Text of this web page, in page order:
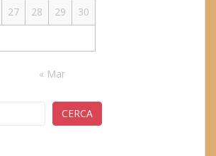
27 28 29
30
« Mar
CERCA